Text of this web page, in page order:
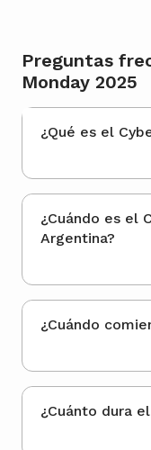
Preguntas
Monday 2025
¿Cuándo es el
Argentina?
¿Cuándo
¿Cuánto dura